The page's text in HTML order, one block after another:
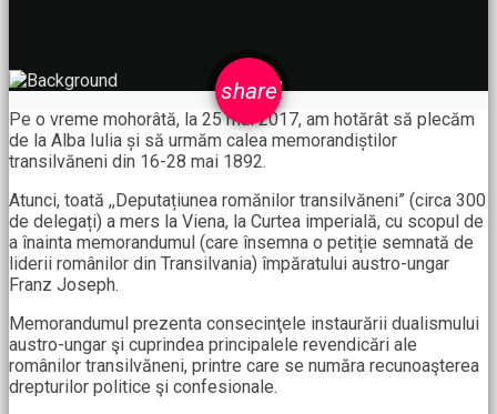
share
email
Pe o vreme mohorâtă, la 25 mai 2017, am hotărât să plecăm
de la Alba Iulia și să urmăm calea memorandiștilor
transilvăneni din 16-28 mai 1892.
Atunci, toată ,,Deputațiunea romănilor transilvăneni” (circa 300
de delegați) a mers la Viena, la Curtea imperială, cu scopul de
a înainta memorandumul (care însemna o petiție semnată de
liderii românilor din Transilvania) împăratului austro-ungar
Franz Joseph.
Memorandumul prezenta consecinţele instaurării dualismului
austro-ungar şi cuprindea principalele revendicări ale
românilor transilvăneni, printre care se număra recunoaşterea
drepturilor politice şi confesionale.